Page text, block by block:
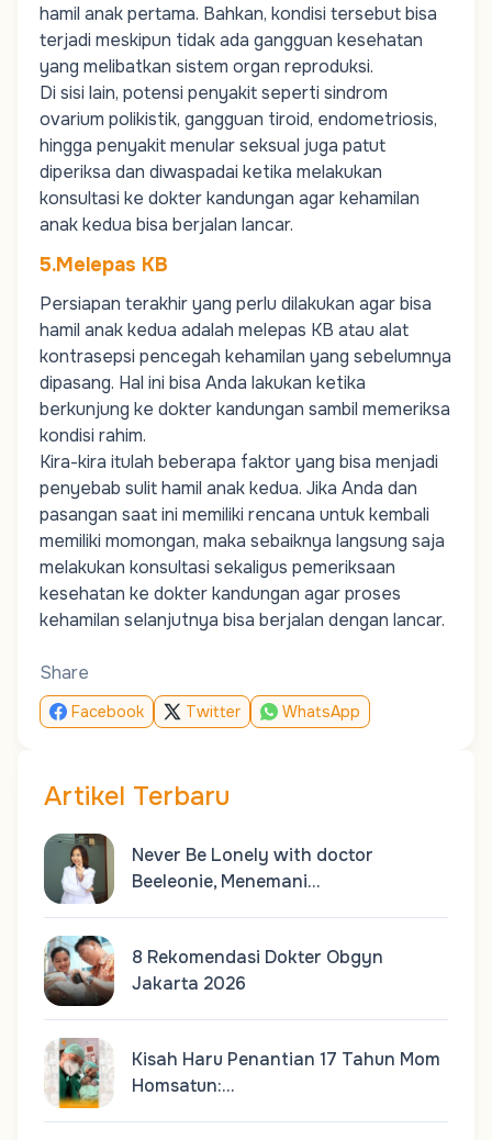
hamil anak pertama. Bahkan, kondisi tersebut bisa
terjadi meskipun tidak ada gangguan kesehatan
yang melibatkan sistem organ reproduksi.
Di sisi lain, potensi penyakit seperti sindrom
ovarium polikistik, gangguan tiroid, endometriosis,
hingga penyakit menular seksual juga patut
diperiksa dan diwaspadai ketika melakukan
konsultasi ke dokter kandungan agar kehamilan
anak kedua bisa berjalan lancar.
5.Melepas KB
Persiapan terakhir yang perlu dilakukan agar bisa
hamil anak kedua adalah melepas KB atau alat
kontrasepsi pencegah kehamilan yang sebelumnya
dipasang. Hal ini bisa Anda lakukan ketika
berkunjung ke dokter kandungan sambil memeriksa
kondisi rahim.
Kira-kira itulah beberapa faktor yang bisa menjadi
penyebab sulit hamil anak kedua. Jika Anda dan
pasangan saat ini memiliki rencana untuk kembali
memiliki momongan, maka sebaiknya langsung saja
melakukan konsultasi sekaligus pemeriksaan
kesehatan ke dokter kandungan agar proses
kehamilan selanjutnya bisa berjalan dengan lancar.
Share
Facebook Twitter WhatsApp
Artikel Terbaru
Never Be Lonely with doctor
Beeleonie, Menemani…
8 Rekomendasi Dokter Obgyn
Jakarta 2026
Kisah Haru Penantian 17 Tahun Mom
Homsatun:…